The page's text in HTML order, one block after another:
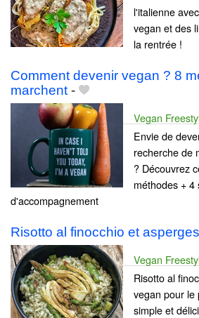
l'italienne
vegan et des
la rentrée !
Comment devenir vegan ? 8
marchent -
Vegan
Envie de
recherche de
? Découvrez
méthodes + 4
d'accompagnement
Risotto al finocchio et asperges
Vegan
Risotto al
vegan pour le
simple et